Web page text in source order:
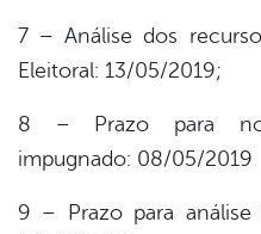
7 – Análise dos
Eleitoral: 13/05/2019;
8 – Prazo para
impugnado: 08/05/2019
9 – Prazo para análise